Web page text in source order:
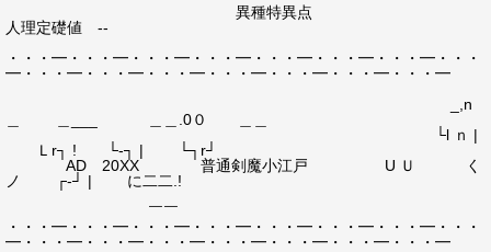
異種特異点
人理定礎値 --
・・・━・・・━・・・━・・・━・・・━・・・━・・・━・・・
━・・・━・・・━・・・━・・・━・・・━・・・━・・・━
_,n
＿ ＿___ ＿＿.0０ ＿＿
└l ｎ |
Ｌr┐ ! └‐┐ | └┐r┘
AD 20XX 普通剣魔小江戸 U Ｕ く
ノ ┌‐┘ | に二二.!
￣￣
・・・━・・・━・・・━・・・━・・・━・・・━・・・━・・・
━・・・━・・・━・・・━・・・━・・・━・・・━・・・━